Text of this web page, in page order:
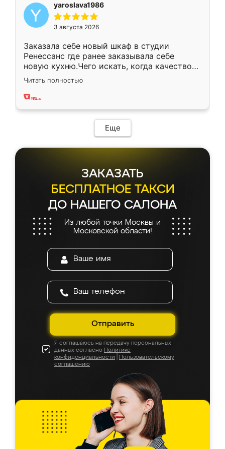
yaroslava1986
3 августа 2026
Заказала себе новый шкаф в студии
Ренессанс где ранее заказывала себе
новую кухню.Чего искать, когда качеством
вполне довольна. Служит кухня уже почти
два года, нареканий нет.
Читать полностью
Еще
ЗАКАЗАТЬ
БЕСПЛАТНОЕ ТАКСИ
ДО НАШЕГО САЛОНА
Из любой точки Москвы и
Московской области!
Отправить
Я соглашаюсь на передачу персональных
данных согласно Политике
конфиденциальности
Пользовательскому
соглашению